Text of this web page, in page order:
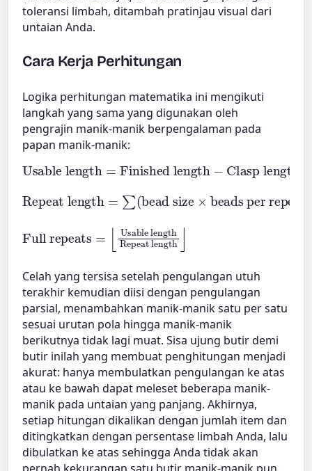
toleransi limbah, ditambah pratinjau visual dari
untaian Anda.
Cara Kerja Perhitungan
Logika perhitungan matematika ini mengikuti
langkah yang sama yang digunakan oleh
pengrajin manik-manik berpengalaman pada
papan manik-manik:
Usable length= Finished length
Clasp length
Repeat length
∑(bead size×
beads per repeat )
Repeat length⌋
Celah yang tersisa setelah pengulangan utuh
terakhir kemudian diisi dengan pengulangan
parsial, menambahkan manik-manik satu per satu
sesuai urutan pola hingga manik-manik
berikutnya tidak lagi muat. Sisa ujung butir demi
butir inilah yang membuat penghitungan menjadi
akurat: hanya membulatkan pengulangan ke atas
atau ke bawah dapat meleset beberapa manik-
manik pada untaian yang panjang. Akhirnya,
setiap hitungan dikalikan dengan jumlah item dan
ditingkatkan dengan persentase limbah Anda, lalu
dibulatkan ke atas sehingga Anda tidak akan